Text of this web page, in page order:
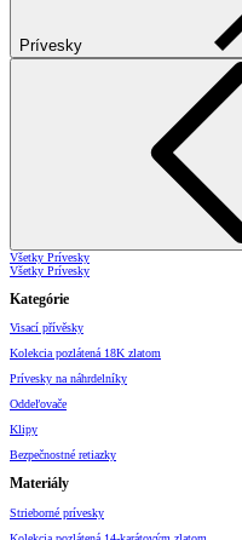
Prívesky
Všetky Prívesky
Všetky Prívesky
Kategórie
Visací přívěsky
Kolekcia pozlátená 18K zlatom
Prívesky na náhrdelníky
Oddeľovače
Klipy
Bezpečnostné retiazky
Materiály
Strieborné prívesky